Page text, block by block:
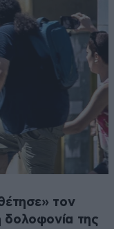
τον
δολοφονία της